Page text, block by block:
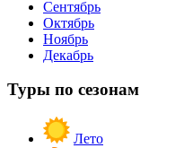
Сентябрь
Октябрь
Ноябрь
Декабрь
Туры по сезонам
Лето